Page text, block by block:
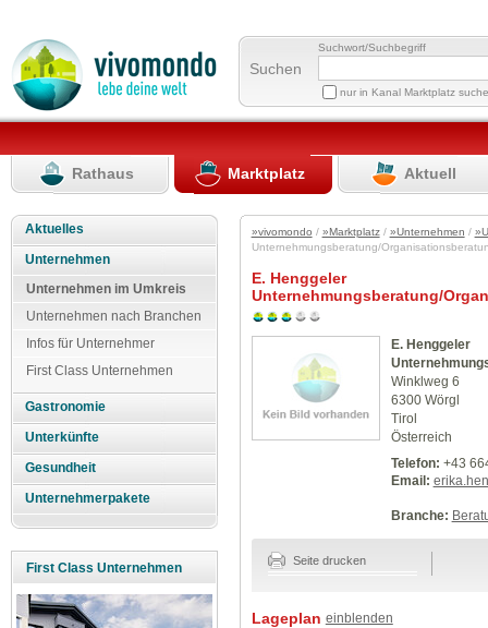
Suchen
Suchwort/Suchbegriff
nur in Kanal Marktplatz
Rathaus Marktplatz Aktuell
Aktuelles
Unternehmen
Unternehmen im Umkreis
Unternehmen nach Branchen
Infos für Unternehmer
First Class Unternehmen
Gastronomie
Unterkünfte
Gesundheit
Unternehmerpakete
First Class Unternehmen
»vivomondo / »Marktplatz/ »Unternehmen /
Unternehmungsberatung/
E. Henggeler
Unternehmungsberatung/
E. Henggeler
Winklweg 6
6300 Wörgl
Tirol
Österreich
Telefon: +43
Email:
Branche:
Seite drucken
Lageplan einblenden